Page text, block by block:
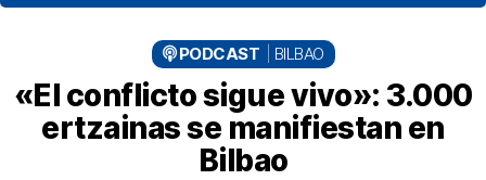
PODCAST BILBAO
«El conflicto sigue vivo»: 3.000
ertzainas se manifiestan en
Bilbao